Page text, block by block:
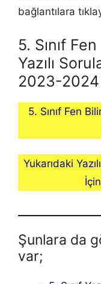
bağlantılara
5. Sınıf
Yazılı
2023-2024
5. Sınıf Fen
Yukarıdaki
Şunlara da
var;